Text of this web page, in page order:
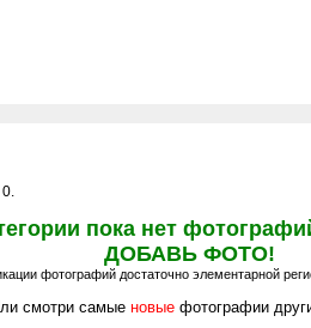
пока нет
ДОБАВЬ ФОТО!
фотографий достаточно элементарной
смотри самые новыефотографии